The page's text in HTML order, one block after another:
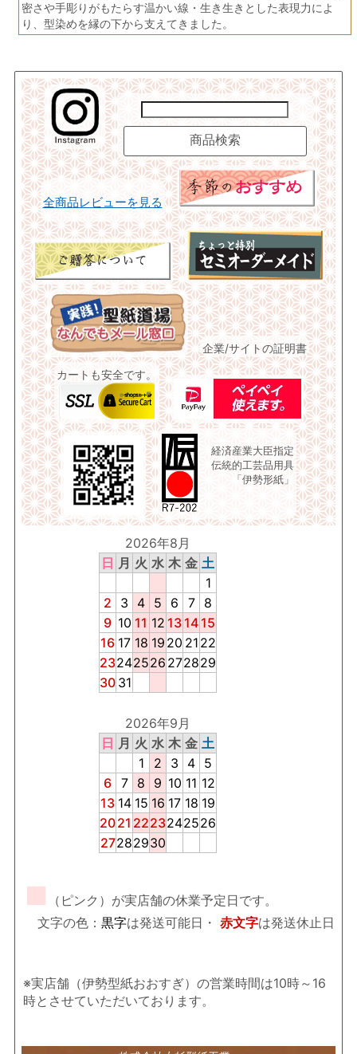
密さや手彫りがもたらす温かい線・生き生きとした表現力によ
り、型染めを縁の下から支えてきました。
全商品レビューを見る
企業/サイトの証明書
カートも安全です。
経済産業大臣指定
伝統的工芸品用具
「伊勢形紙」
2026年8月
日 月 火 水 木 金 土
1
2
3 4 5 6 7
8
9 10 11 12 13 14 15
16 17 18 19 20 21 22
23242526 272829
30 31
2026年9月
日 月 火 水 木 金 土
1
2 3 4 5
6 7 8 9 10 11 12
13 14 15 16 17 18 19
2021 2223242526
27282930
■
（ピンク）が実店舗の休業予定日です。
文字の色： 黒字は発送可能日・ 赤文字は発送休止日
※実店舗（伊勢型紙おおすぎ）の営業時間は10時～16
時とさせていただいております。